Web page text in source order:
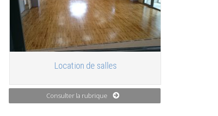
Location de salles
Consulter la rubrique